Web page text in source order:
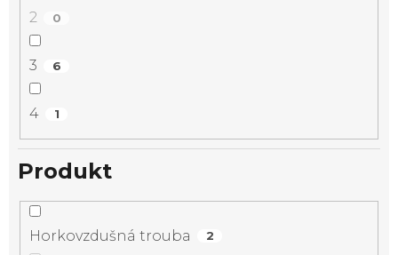
2 0
3 6
4 1
Produkt
Horkovzdušná trouba 2